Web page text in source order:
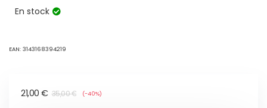
En stock
EAN: 3143168394219
35,00€
21,00 € (-40%)